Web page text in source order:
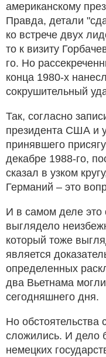
американскому
Правда, детали
ко встрече двух
то к визиту
го. Но
конца 1980-х
сокрушительный
Так, согласно
президента США и
принявшего
декабре 1988-го,
сказал в узком
Германий – это
И в самом деле это
выглядело
который тоже
является
определенных
два Вьетнама
сегодняшнего дня.
Но обстоятельства
сложились. И дело
немецких